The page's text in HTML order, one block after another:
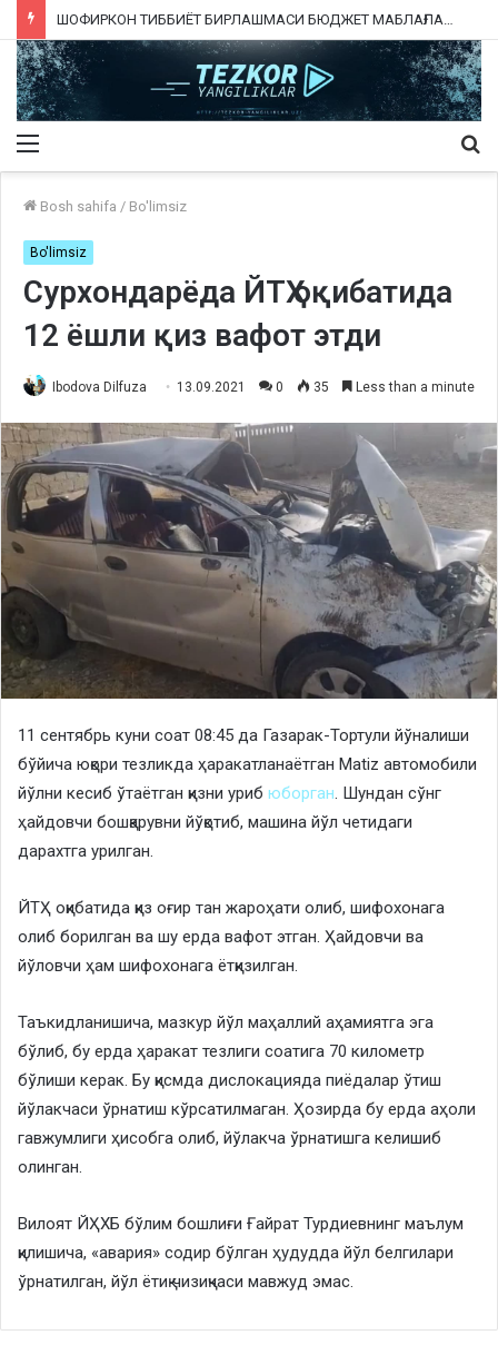
ШОФИРКОН ТИББИЁТ БИРЛАШМАСИ БЮДЖЕТ МАБЛАҒЛАРИНИ ТАЛОН-ТАРОЖ ҚИЛИНГАНИ РОСТМИ?
Menu
Bosh sahifa / Bo'limsiz
Bo'limsiz
Сурхондарёда ЙТҲ оқибатида
12 ёшли қиз вафот этди
Ibodova Dilfuza 13.09.2021 0 35 Less than a minute
11 сентябрь куни соат 08:45 да Газарак-Тортули йўналиши
бўйича юқори тезликда ҳаракатланаётган Matiz автомобили
йўлни кесиб ўтаётган қизни уриб юборган. Шундан сўнг
ҳайдовчи бошқарувни йўқотиб, машина йўл четидаги
дарахтга урилган.
ЙТҲ оқибатида қиз оғир тан жароҳати олиб, шифохонага
олиб борилган ва шу ерда вафот этган. Ҳайдовчи ва
йўловчи ҳам шифохонага ётқизилган.
Таъкидланишича, мазкур йўл маҳаллий аҳамиятга эга
бўлиб, бу ерда ҳаракат тезлиги соатига 70 километр
бўлиши керак. Бу қисмда дислокацияда пиёдалар ўтиш
йўлакчаси ўрнатиш кўрсатилмаган. Ҳозирда бу ерда аҳоли
гавжумлиги ҳисобга олиб, йўлакча ўрнатишга келишиб
олинган.
Вилоят ЙҲХБ бўлим бошлиғи Ғайрат Турдиевнинг маълум
қилишича, «авария» содир бўлган ҳудудда йўл белгилари
ўрнатилган, йўл ётиқ чизиқчаси мавжуд эмас.